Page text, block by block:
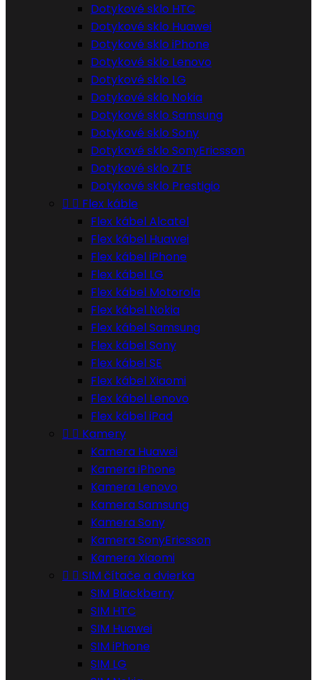
Dotykové sklo HTC
Dotykové sklo Huawei
Dotykové sklo iPhone
Dotykové sklo Lenovo
Dotykové sklo LG
Dotykové sklo Nokia
Dotykové sklo Samsung
Dotykové sklo Sony
Dotykové sklo SonyEricsson
Dotykové sklo ZTE
Dotykové sklo Prestigio
  Flex káble
Flex kábel Alcatel
Flex kábel Huawei
Flex kábel iPhone
Flex kábel LG
Flex kábel Motorola
Flex kábel Nokia
Flex kábel Samsung
Flex kábel Sony
Flex kábel SE
Flex kábel Xiaomi
Flex kábel Lenovo
Flex kábel iPad
  Kamery
Kamera Huawei
Kamera iPhone
Kamera Lenovo
Kamera Samsung
Kamera Sony
Kamera SonyEricsson
Kamera Xiaomi
  SIM čítače a dvierka
SIM Blackberry
SIM HTC
SIM Huawei
SIM iPhone
SIM LG